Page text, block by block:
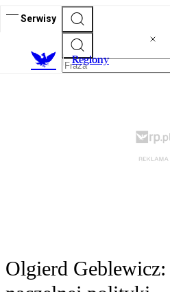
Serwisy
Regiony
Olgierd